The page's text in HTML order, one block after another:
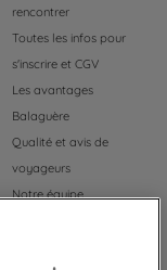
rencontrer
Toutes les infos pour
s'inscrire et CGV
Les avantages
Balaguère
Qualité et avis de
voyageurs
Notre équipe